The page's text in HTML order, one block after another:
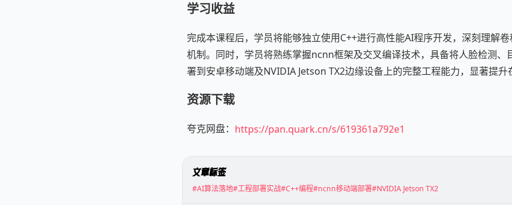
学习收益
完成本课程后，学员将能够独立使用C++进行高性能AI程序开发，深刻理解
机制。同时，学员将熟练掌握ncnn框架及交叉编译技术，具备将人脸检测、
署到安卓移动端及NVIDIA Jetson TX2边缘设备上的完整工程能力，显著提升
资源下载
夸克网盘： https://pan.quark.cn/s/619361a792e1
文章标签
#AI算法落地#工程部署实战#C++编程#ncnn移动端部署#NVIDIA Jetson TX2